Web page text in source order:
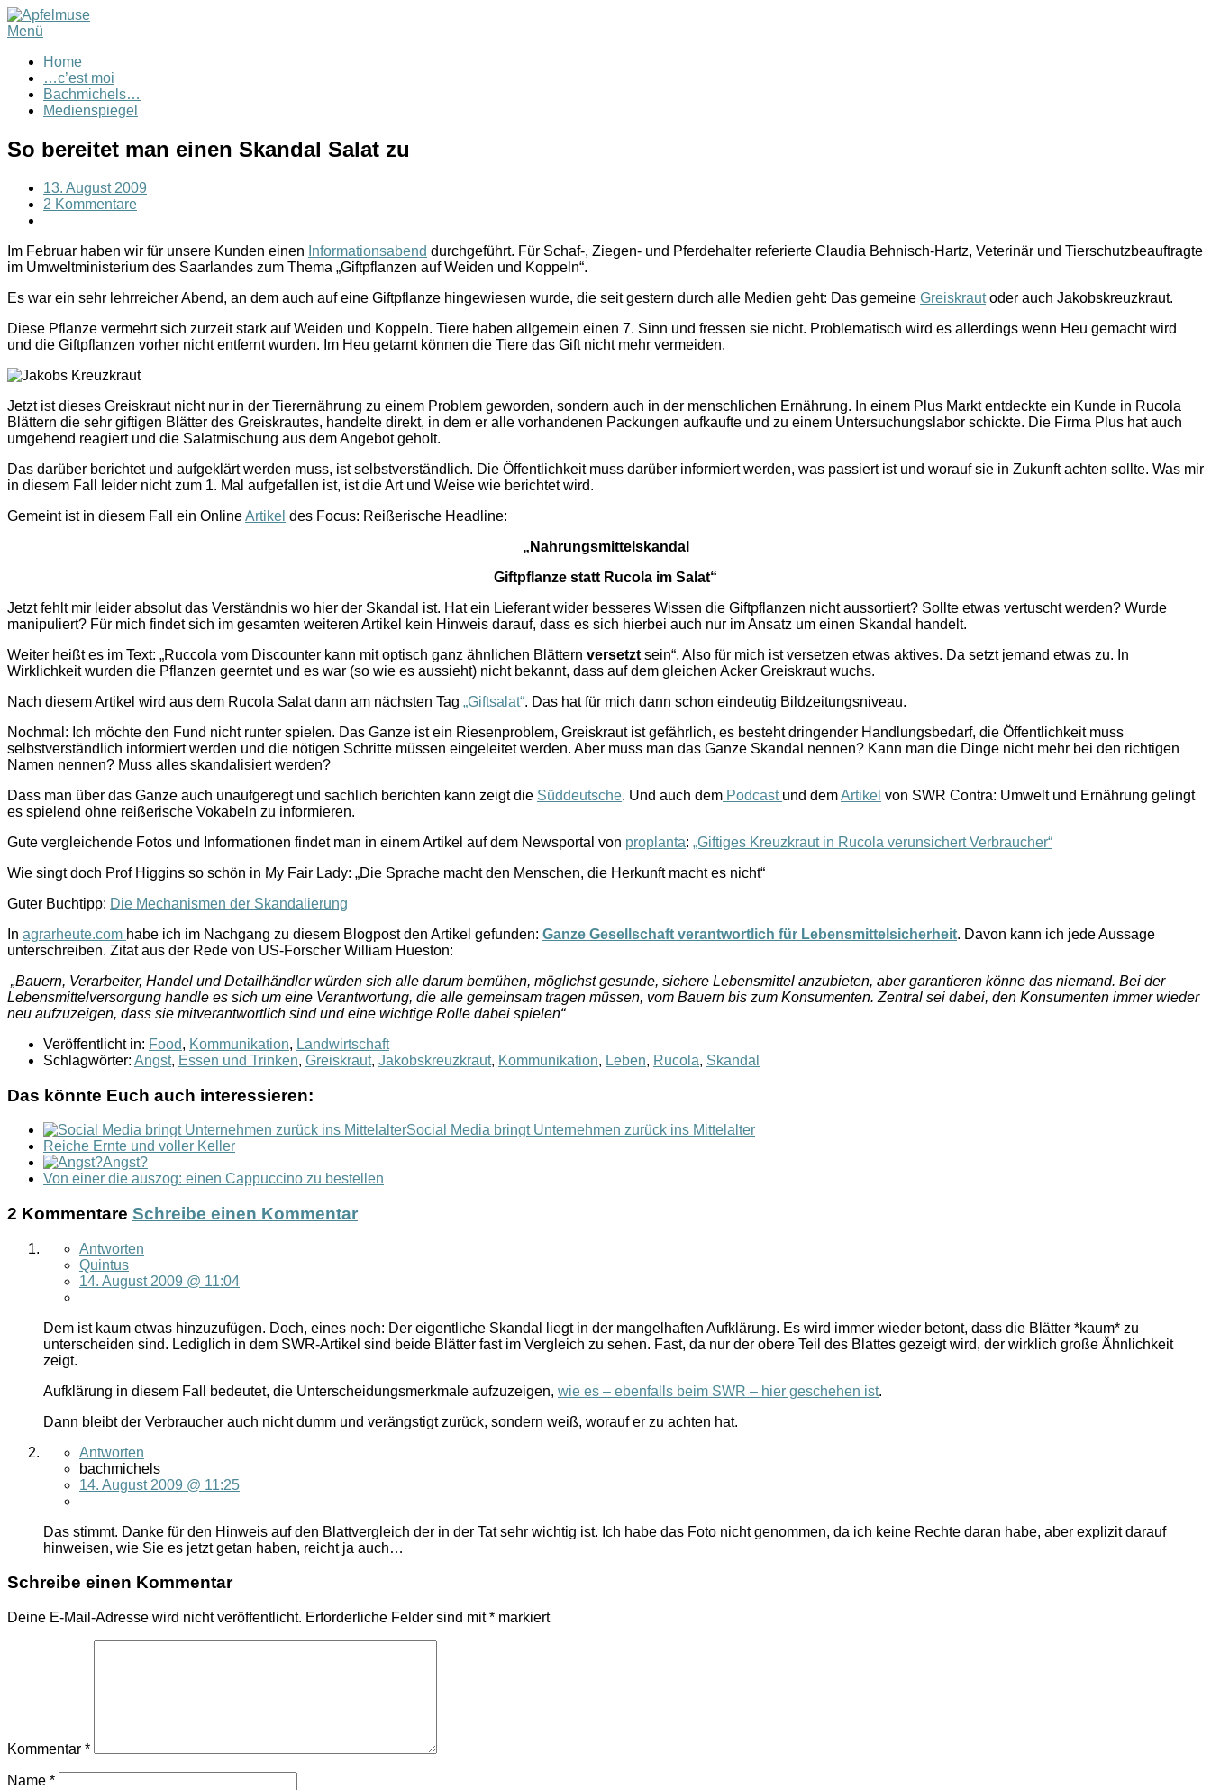
Menü
Home
…c’est moi
Bachmichels…
Medienspiegel
So bereitet man einen Skandal Salat zu
13. August 2009
2 Kommentare
Im Februar haben wir für unsere Kunden einen Informationsabend durchgeführt. Für Schaf-, Ziegen- und Pferdehalter referierte Claudia Behnisch-Hartz, Veterinär und Tierschutzbeauftragte
im Umweltministerium des Saarlandes zum Thema „Giftpflanzen auf Weiden und Koppeln“.
Es war ein sehr lehrreicher Abend, an dem auch auf eine Giftpflanze hingewiesen wurde, die seit gestern durch alle Medien geht: Das gemeine Greiskrautoder auch Jakobskreuzkraut.
Diese Pflanze vermehrt sich zurzeit stark auf Weiden und Koppeln. Tiere haben allgemein einen 7. Sinn und fressen sie nicht. Problematisch wird es allerdings wenn Heu gemacht wird
und die Giftpflanzen vorher nicht entfernt wurden. Im Heu getarnt können die Tiere das Gift nicht mehr vermeiden.
Jetzt ist dieses Greiskraut nicht nur in der Tierernährung zu einem Problem geworden, sondern auch in der menschlichen Ernährung. In einem Plus Markt entdeckte ein Kunde in Rucola
Blättern die sehr giftigen Blätter des Greiskrautes, handelte direkt, in dem er alle vorhandenen Packungen aufkaufte und zu einem Untersuchungslabor schickte. Die Firma Plus hat auch
umgehend reagiert und die Salatmischung aus dem Angebot geholt.
Das darüber berichtet und aufgeklärt werden muss, ist selbstverständlich. Die Öffentlichkeit muss darüber informiert werden, was passiert ist und worauf sie in Zukunft achten sollte. Was mir
in diesem Fall leider nicht zum 1. Mal aufgefallen ist, ist die Art und Weise wie berichtet wird.
Gemeint ist in diesem Fall ein OnlineArtikel des Focus: Reißerische Headline:
„Nahrungsmittelskandal
Giftpflanze statt Rucola im Salat“
Jetzt fehlt mir leider absolut das Verständnis wo hier der Skandal ist. Hat ein Lieferant wider besseres Wissen die Giftpflanzen nicht aussortiert? Sollte etwas vertuscht werden? Wurde
manipuliert? Für mich findet sich im gesamten weiteren Artikel kein Hinweis darauf, dass es sich hierbei auch nur im Ansatz um einen Skandal handelt.
Weiter heißt es im Text: „Ruccola vom Discounter kann mit optisch ganz ähnlichen Blättern versetzt sein“. Also für mich ist versetzen etwas aktives. Da setzt jemand etwas zu. In
Wirklichkeit wurden die Pflanzen geerntet und es war (so wie es aussieht) nicht bekannt, dass auf dem gleichen Acker Greiskraut wuchs.
Nach diesem Artikel wird aus dem Rucola Salat dann am nächsten Tag „Giftsalat“. Das hat für mich dann schon eindeutig Bildzeitungsniveau.
Nochmal: Ich möchte den Fund nicht runter spielen. Das Ganze ist ein Riesenproblem, Greiskraut ist gefährlich, es besteht dringender Handlungsbedarf, die Öffentlichkeit muss
selbstverständlich informiert werden und die nötigen Schritte müssen eingeleitet werden. Aber muss man das Ganze Skandal nennen? Kann man die Dinge nicht mehr bei den richtigen
Namen nennen? Muss alles skandalisiert werden?
Dass man über das Ganze auch unaufgeregt und sachlich berichten kann zeigt die Süddeutsche. Und auch dem Podcast und demArtikel von SWR Contra: Umwelt und Ernährung gelingt
es spielend ohne reißerische Vokabeln zu informieren.
Gute vergleichende Fotos und Informationen findet man in einem Artikel auf dem Newsportal von proplanta: „Giftiges Kreuzkraut in Rucola verunsichert Verbraucher“
Wie singt doch Prof Higgins so schön in My Fair Lady: „Die Sprache macht den Menschen, die Herkunft macht es nicht“
Guter Buchtipp: Die Mechanismen der Skandalierung
In agrarheute.com habe ich im Nachgang zu diesem Blogpost den Artikel gefunden: Ganze Gesellschaft verantwortlich für Lebensmittelsicherheit. Davon kann ich jede Aussage
unterschreiben. Zitat aus der Rede von US-Forscher William Hueston:
„Bauern, Verarbeiter, Handel und Detailhändler würden sich alle darum bemühen, möglichst gesunde, sichere Lebensmittel anzubieten, aber garantieren könne das niemand. Bei der
Lebensmittelversorgung handle es sich um eine Verantwortung, die alle gemeinsam tragen müssen, vom Bauern bis zum Konsumenten. Zentral sei dabei, den Konsumenten immer wieder
neu aufzuzeigen, dass sie mitverantwortlich sind und eine wichtige Rolle dabei spielen“
Veröffentlicht in: Food, Kommunikation, Landwirtschaft
Schlagwörter: Angst, Essen und Trinken, Greiskraut, Jakobskreuzkraut, Kommunikation, Leben, Rucola, Skandal
Das könnte Euch auch interessieren:
Social Media bringt Unternehmen zurück ins Mittelalter
Reiche Ernte und voller Keller
Angst?
Von einer die auszog: einen Cappuccino zu bestellen
2 Kommentare Schreibe einen Kommentar
Antworten
Quintus
14. August 2009 @ 11:04
Dem ist kaum etwas hinzuzufügen. Doch, eines noch: Der eigentliche Skandal liegt in der mangelhaften Aufklärung. Es wird immer wieder betont, dass die Blätter *kaum* zu
unterscheiden sind. Lediglich in dem SWR-Artikel sind beide Blätter fast im Vergleich zu sehen. Fast, da nur der obere Teil des Blattes gezeigt wird, der wirklich große Ähnlichkeit
zeigt.
Aufklärung in diesem Fall bedeutet, die Unterscheidungsmerkmale aufzuzeigen, wie es – ebenfalls beim SWR – hier geschehen ist.
Dann bleibt der Verbraucher auch nicht dumm und verängstigt zurück, sondern weiß, worauf er zu achten hat.
Antworten
bachmichels
14. August 2009 @ 11:25
Das stimmt. Danke für den Hinweis auf den Blattvergleich der in der Tat sehr wichtig ist. Ich habe das Foto nicht genommen, da ich keine Rechte daran habe, aber explizit darauf
hinweisen, wie Sie es jetzt getan haben, reicht ja auch…
Schreibe einen Kommentar
Deine E-Mail-Adresse wird nicht veröffentlicht. Erforderliche Felder sind mit* markiert
Kommentar *
Name *